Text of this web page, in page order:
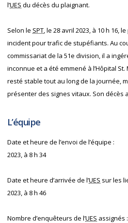
l’UES du décès du plaignant.
Selon le SPT, le 28 avril 2023, à 10 h 16,
incident pour trafic de stupéfiants. Au
commissariat de la 51e division, il a
inconnue et a été emmené à l’Hôpital
resté stable tout au long de la journée,
présenter des signes vitaux. Son décès
L’équipe
Date et heure de l’envoi de l’équipe :
2023, à 8 h 34
Date et heure d’arrivée de l’UES sur les
2023, à 8 h 46
Nombre d’enquêteurs de l’UES assignés :